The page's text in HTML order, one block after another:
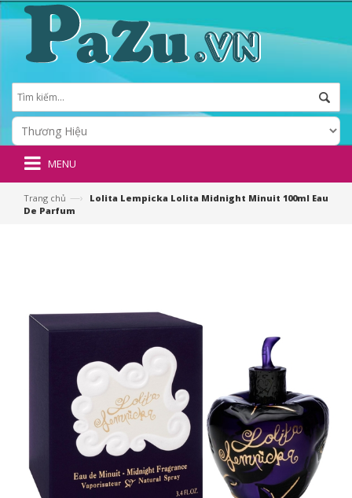
MENU
Trang chủ —›
Lolita Lempicka Lolita Midnight Minuit 100ml Eau
De Parfum